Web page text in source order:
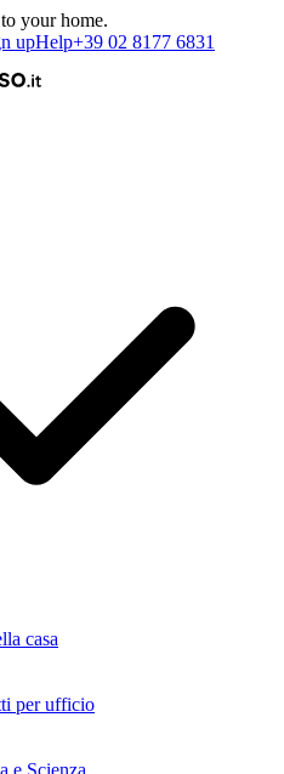
your home.
upHelp+39 02 8177 6831
casa
per ufficio
e Scienza